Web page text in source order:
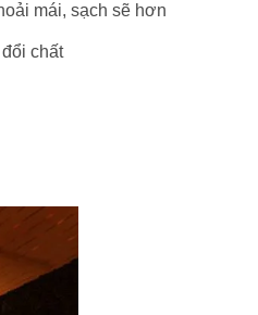
mái, sạch sẽ hơn
chất